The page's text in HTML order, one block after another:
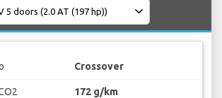
Crossover
172 g/km